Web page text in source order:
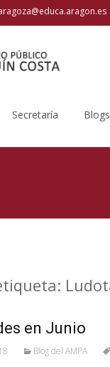
Secretaría Blogs
en Junio
Blog del AMPA